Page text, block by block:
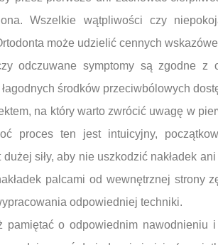
Wszelkie wątpliwości czy
może udzielić cennych
odczuwane symptomy są zgodne z
środków przeciwbólowych
na który warto zwrócić uwagę w
proces ten jest intuicyjny,
siły, aby nie uszkodzić nakładek
palcami od wewnętrznej strony
odpowiedniej techniki.
pamiętać o odpowiednim nawodnieniu